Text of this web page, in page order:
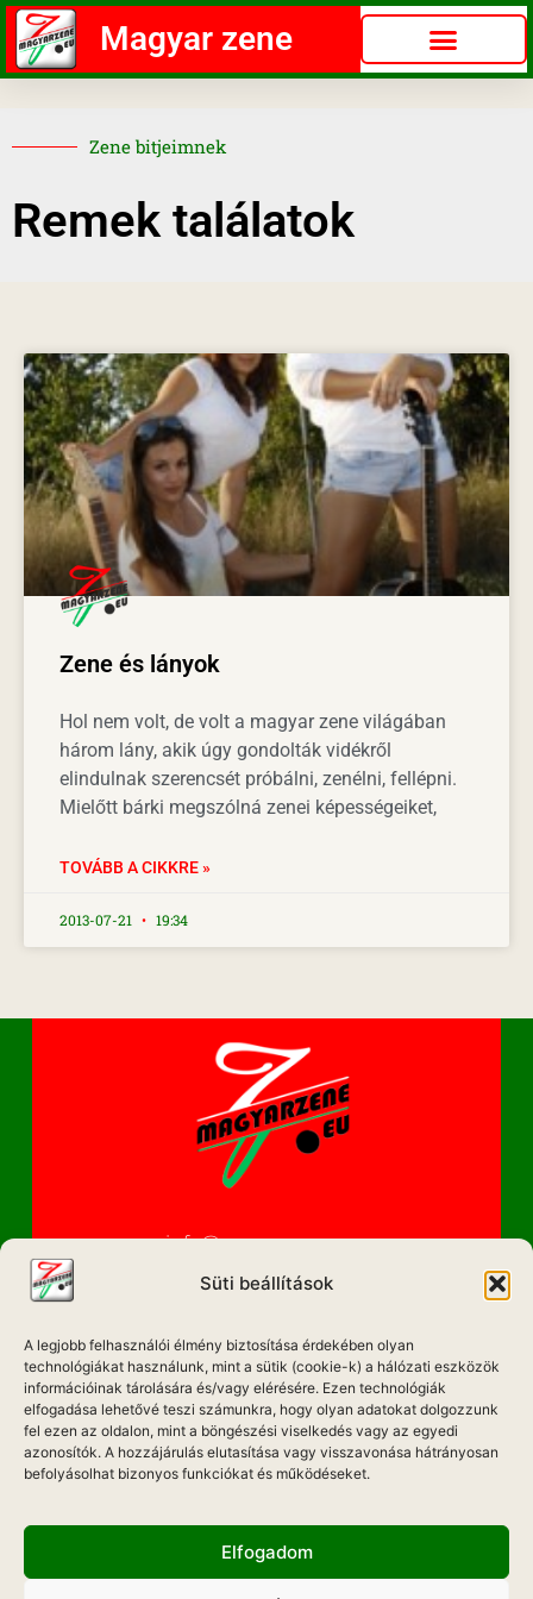
Süti beállítások
A legjobb felhasználói élmény biztosítása érdekében olyan
technológiákat használunk, mint a sütik (cookie-k) a hálózati eszközök
információinak tárolására és/vagy elérésére. Ezen technológiák
elfogadása lehetővé teszi számunkra, hogy olyan adatokat dolgozzunk
fel ezen az oldalon, mint a böngészési viselkedés vagy az egyedi
azonosítók. A hozzájárulás elutasítása vagy visszavonása hátrányosan
befolyásolhat bizonyos funkciókat és működéseket.
Elfogadom
Magyar zene
Zene bitjeimnek
Remek találatok
Zene és lányok
Hol nem volt, de volt a magyar zene világában
három lány, akik úgy gondolták vidékről
elindulnak szerencsét próbálni, zenélni, fellépni.
Mielőtt bárki megszólná zenei képességeiket,
TOVÁBB A CIKKRE »
2013-07-21 19:34
info@magyarzene.eu
IMPRESSZUM
ETIKAI KÓDEX
MÉDIA AJÁNLAT
ADATKEZELÉSI NYILATKOZAT